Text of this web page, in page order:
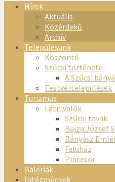
Hírek
Aktuális
Közérdekű
Archív
Településünk
Köszöntő
Szűcsi története
A Szűcsi
Testvértelepülések
Turizmus
Látnivalók
Szűcsi tavak
Bajza József
Bányász
Faluház
Pincesor
Galériák
Intézmények